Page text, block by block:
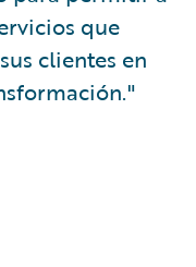
que
clientes en